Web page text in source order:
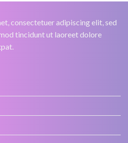
consectetuer adipiscing elit, sed
tincidunt ut laoreet dolore